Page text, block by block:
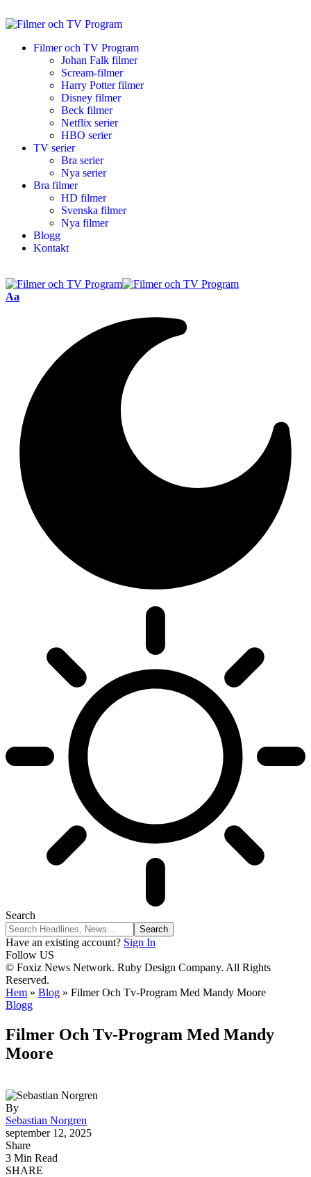
Filmer och TV Program
Johan Falk filmer
Scream-filmer
Harry Potter filmer
Disney filmer
Beck filmer
Netflix serier
HBO serier
TV serier
Bra serier
Nya serier
Bra filmer
HD filmer
Svenska filmer
Nya filmer
Blogg
Kontakt
Aa
Search
Have an existing account? Sign In
Follow US
© Foxiz News Network. Ruby Design Company. All Rights
Reserved.
Hem » Blog » Filmer Och Tv-Program Med Mandy Moore
Blogg
Filmer Och Tv-Program Med Mandy
Moore
By
Sebastian Norgren
september 12, 2025
Share
3 Min Read
SHARE